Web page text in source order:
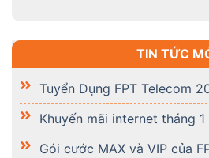
TIN TỨC
Tuyển Dụng FPT Telecom
Khuyến mãi internet tháng 1
Gói cước MAX và VIP của